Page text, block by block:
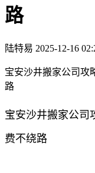
路​
陆特易 2025-12-16
宝安沙井搬家公司攻
路​
宝安沙井搬家公司
费不绕路